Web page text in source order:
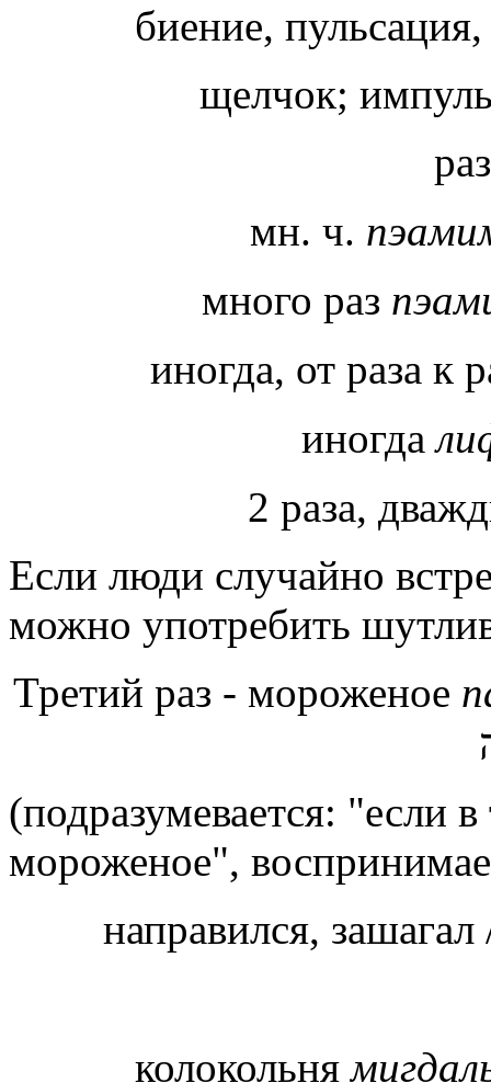
биение,
щелчок;
мн. ч.
много раз
иногда, от раза к
иногда
2 раза,
Если люди случайно
можно употребить
Третий раз - мороженое
(подразумевается: "если
мороженое",
направился,
колокольня